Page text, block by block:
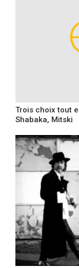
Trois choix tout
Shabaka, Mitski